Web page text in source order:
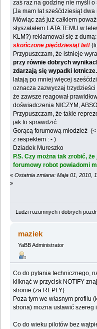
zaś raz na godzinę nie myśli o
[Ja mam lat sześćdziesiąt
Mówiąc zaś już całkiem
słyszałałem LATA TEMU w
KLM?) reklamował się z
skończone pięćdziesiąt lat!
Przypuszczam, że istnieje
przy równie dobrych
zdarzają się wypadki
latają po mniej więcej
oznacza zazwyczaj trzydzieści
że zawsze reagował
doświadczenia NICZYM,
Przypuszczam, że takie
jak to sprawdzić.
Gorącą forumową młodzież
z respektem : - )
Dziadek Mureszko
P.S. Czy można tak zrobić,
forumowy robot powiadomi
« Ostatnia zmiana: Maja 01, 2010,
»
Ludzi rozumnych i dobrych
maziek
YaBB Administrator
Co do pytania technicznego,
kliknąć w przycisk NOTIFY
stronie (za REPLY).
Poza tym we własnym profilu
strona) można ustawić szereg
Co do wieku pilotów bez